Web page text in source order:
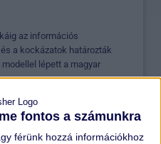
fontos a számunkra
férünk hozzá információkhoz
az információs
a kockázatok határozták
modellel lépett a magyar